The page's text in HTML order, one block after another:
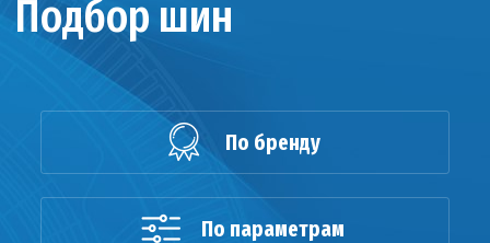
Подбор шин
По бренду
По параметрам